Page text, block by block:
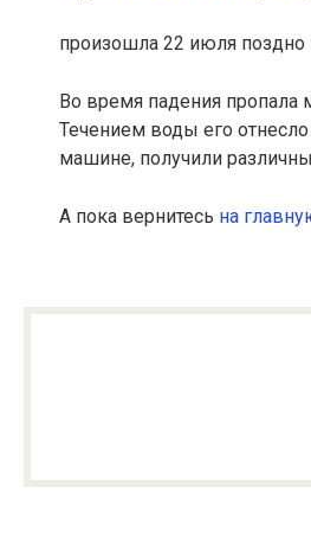
произошла 22 июля
Во время падения пропала
Течением воды его
машине, получили
А пока вернитесь на